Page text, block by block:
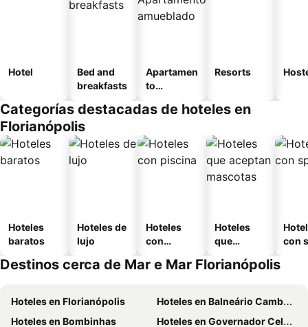
Hotel
Bed and
breakfasts
Apartamen
to
o
Resorts
Categorías destacadas de hoteles en
Florianópolis
Hoteles
baratos
Hoteles de
lujo
Hoteles
con
Hoteles
que
mascotas
con
Destinos cerca de Mar e Mar Florianópolis
Hoteles en Florianópolis
Hoteles en Balneário Camboriú
Hoteles en Bombinhas
Hoteles en Governador Celso Ramos